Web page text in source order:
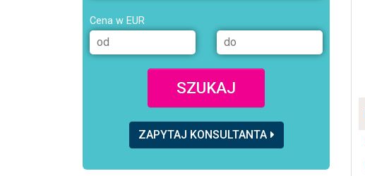
Cena w EUR
SZUKAJ
ZAPYTAJ KONSULTANTA